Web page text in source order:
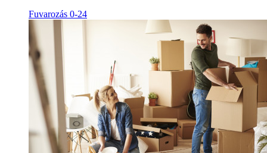
Fuvarozás 0-24